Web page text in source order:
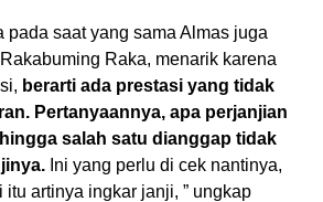
pada saat yang sama Almas juga
Raka, menarik karena
berarti ada prestasi yang tidak
Pertanyaannya, apa perjanjian
salah satu dianggap tidak
Ini yang perlu di cek nantinya,
itu artinya ingkar janji, ” ungkap